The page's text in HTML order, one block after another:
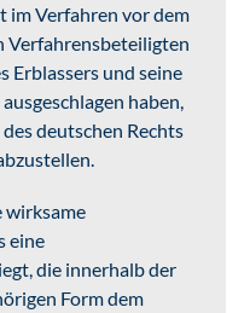
im Verfahren vor dem
Verfahrensbeteiligten
Erblassers und seine
haben,
deutschen Rechts
wirksame
eine
die innerhalb der
Form dem